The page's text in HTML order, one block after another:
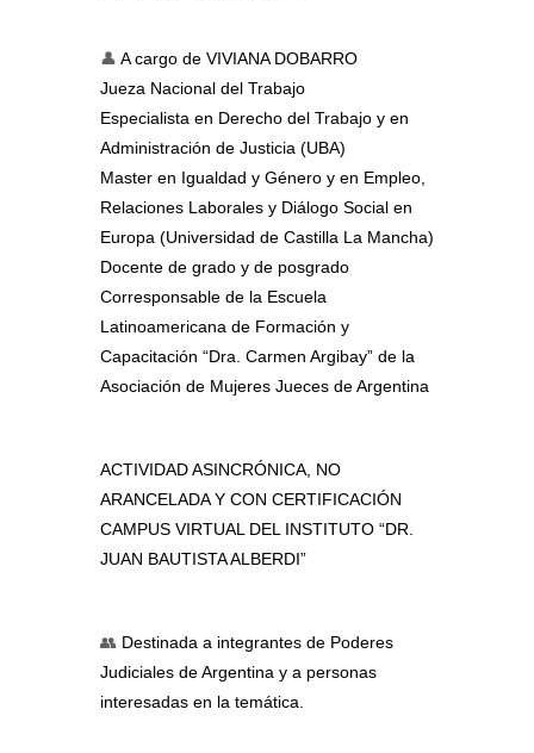
👤 A cargo de VIVIANA DOBARRO
Jueza Nacional del Trabajo
Especialista en Derecho del Trabajo y en
Administración de Justicia (UBA)
Master en Igualdad y Género y en Empleo,
Relaciones Laborales y Diálogo Social en
Europa (Universidad de Castilla La Mancha)
Docente de grado y de posgrado
Corresponsable de la Escuela
Latinoamericana de Formación y
Capacitación “Dra. Carmen Argibay” de la
Asociación de Mujeres Jueces de Argentina
ACTIVIDAD ASINCRÓNICA, NO
ARANCELADA Y CON CERTIFICACIÓN
CAMPUS VIRTUAL DEL INSTITUTO “DR.
JUAN BAUTISTA ALBERDI”
👥 Destinada a integrantes de Poderes
Judiciales de Argentina y a personas
interesadas en la temática.